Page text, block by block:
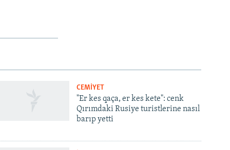
CEMİYET
"Er kes qaça, er kes kete": cenk
Qırımdaki Rusiye turistlerine nasıl
barıp yetti